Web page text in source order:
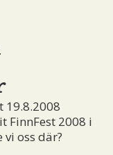
FinnFest 2008 i
oss där?